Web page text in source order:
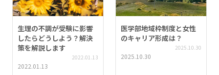
生理の不調が受験に影響
したらどうしよう？解決
策を解説します
2022.01.13
2022.01.13
医学部地域枠制度と女性
のキャリア形成は？
2025.10.30
2025.10.30